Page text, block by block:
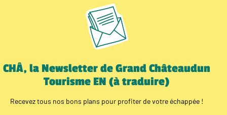
CHÂ, la Newsletter de Grand Châteaudun
Tourisme EN (à traduire)
Recevez tous nos bons plans pour profiter de votre échappée !